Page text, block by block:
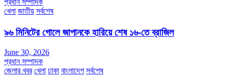
প্রধান সম্পাদক
খেলা জাতীয় সর্বশেষ
৯৬ মিনিটের গোলে জাপানকে হারিয়ে শেষ ১৬-তে ব্রাজিল
June 30, 2026
প্রধান সম্পাদক
জেলার খবর খেলা ঢাকা বাংলাদেশ সর্বশেষ